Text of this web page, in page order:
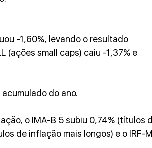
-1,60%, levando o resultado
(ações small caps) caiu -1,37% e
do ano.
o IMA-B 5 subiu 0,74% (títulos
de inflação mais longos) e o IRF-